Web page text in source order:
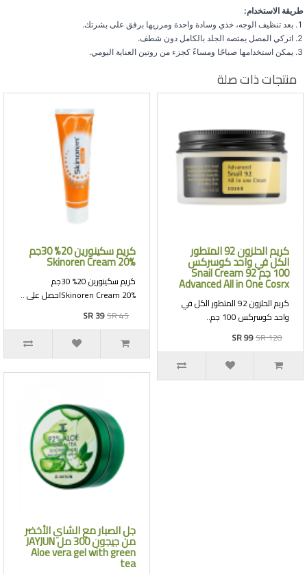
طريقة الاستخدام:
بعد تنظيف الوجه، خذي وسادة واحدة ومرريها برفق على بشرتك.
اتركي المصل يمتصه الجلد بالكامل دون شطف.
يمكن استخدامها صباحًا ومساءً كجزء من روتين العناية اليومي.
منتجات ذات صلة
كريم الحلزون 92 المتطور
الكل في واحد كوسركس
100 جم Snail Cream 92
Advanced All in One Cosrx
كريم الحلزون 92 المتطور الكل في
واحد كوسركس 100 جم..
SR 99SR 120
كريم سكينورين 20% 30جم
Skinoren Cream 20%
كريم سكينورين 20% 30جم
Skinoren Cream 20%احصل على ..
SR 39SR 45
جل الصبار مع الشاي الأخضر
من جيجون 300 مل JAYJUN
Aloe vera gel with green
tea